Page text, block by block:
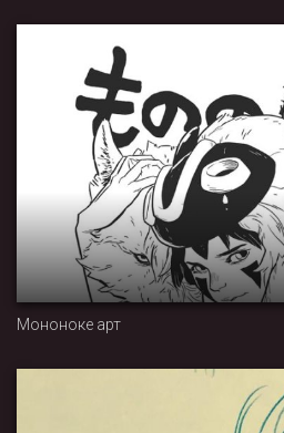
Мононоке арт